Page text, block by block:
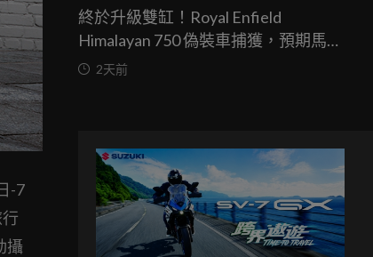
-7
攝
終於升級雙缸！Royal Enfield
Himalayan 750 偽裝車捕獲，預期馬力
突破67匹，最快米蘭車展亮相
2天前